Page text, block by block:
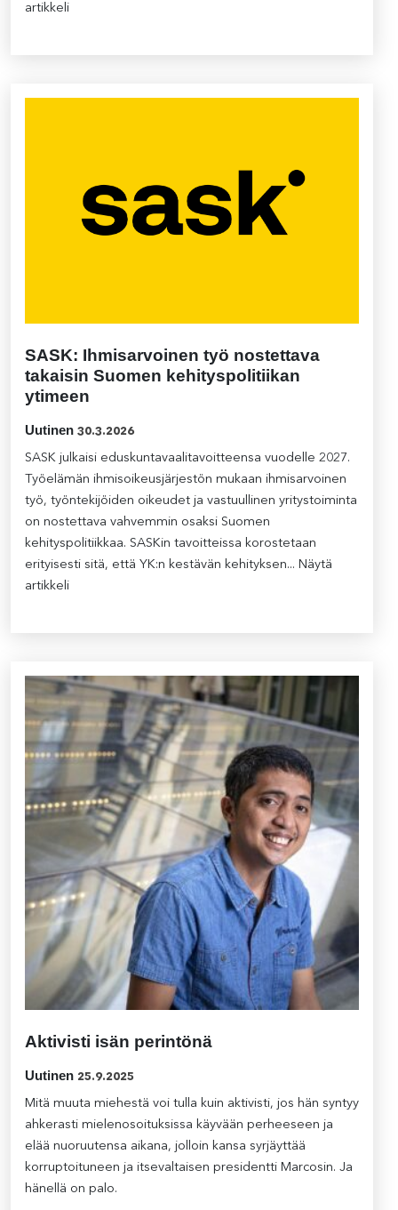
artikkeli
SASK: Ihmisarvoinen työ nostettava
takaisin Suomen kehityspolitiikan
ytimeen
Uutinen 30.3.2026
SASK julkaisi eduskuntavaalitavoitteensa vuodelle 2027.
Työelämän ihmisoikeusjärjestön mukaan ihmisarvoinen
työ, työntekijöiden oikeudet ja vastuullinen yritystoiminta
on nostettava vahvemmin osaksi Suomen
kehityspolitiikkaa. SASKin tavoitteissa korostetaan
erityisesti sitä, että YK:n kestävän kehityksen... Näytä
artikkeli
Aktivisti isän perintönä
Uutinen 25.9.2025
Mitä muuta miehestä voi tulla kuin aktivisti, jos hän syntyy
ahkerasti mielenosoituksissa käyvään perheeseen ja
elää nuoruutensa aikana, jolloin kansa syrjäyttää
korruptoituneen ja itsevaltaisen presidentti Marcosin. Ja
hänellä on palo.